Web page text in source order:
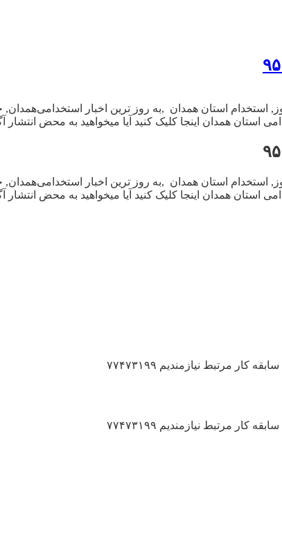
استخدام استان همدان ,به روز ترین اخبار
همدان اینجا کلیک کنید آیا میخواهید به محض
استخدام استان همدان ,به روز ترین اخبار
همدان اینجا کلیک کنید آیا میخواهید به محض
مرتبط نیازمندیم ۷۷۴۷۳۱۹۹
مرتبط نیازمندیم ۷۷۴۷۳۱۹۹